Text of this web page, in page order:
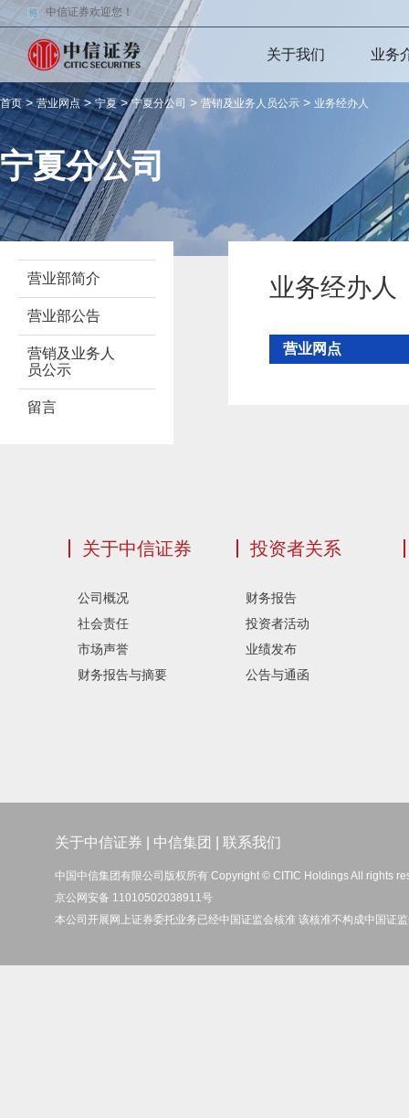
中信证券欢迎您！
关于我们 业务
首页>营业网点>宁夏>宁夏分公司 > 营销及业务人员公示 > 业务经办人
宁夏分公司
营业部简介
营业部公告
营销及业务人
员公示
留言
业务经办人
营业网点
关于中信证券
公司概况
社会责任
市场声誉
财务报告与摘要
投资者关系
财务报告
投资者活动
业绩发布
公告与通函
关于中信证券 中信集团 联系我们
中国中信集团有限公司版权所有 Copyright © CITIC Holdings All rights
京公网安备 11010502038911号
本公司开展网上证券委托业务已经中国证监会核准 该核准不构成中国证